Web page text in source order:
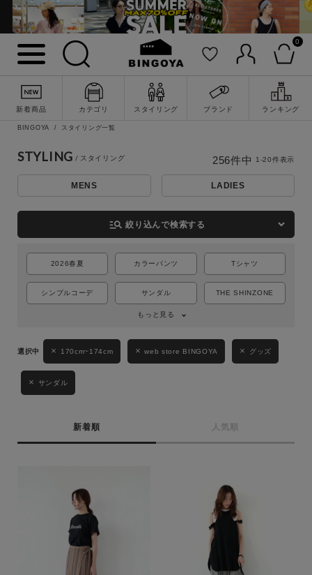
0
新着商品 カテゴリ スタイリング ブランド ランキング
詳細検索
BINGOYA スタイリング一覧
STYLING
MENS LADIES
manage_search 絞り込んで検索する
2026春夏 カラーパンツ Tシャツ
シンプルコーデ サンダル THE SHINZONE
もっと見る
170cm~174cm web store BINGOYA グッズ
サンダル
新着順 人気順
256件中 1-20件表示